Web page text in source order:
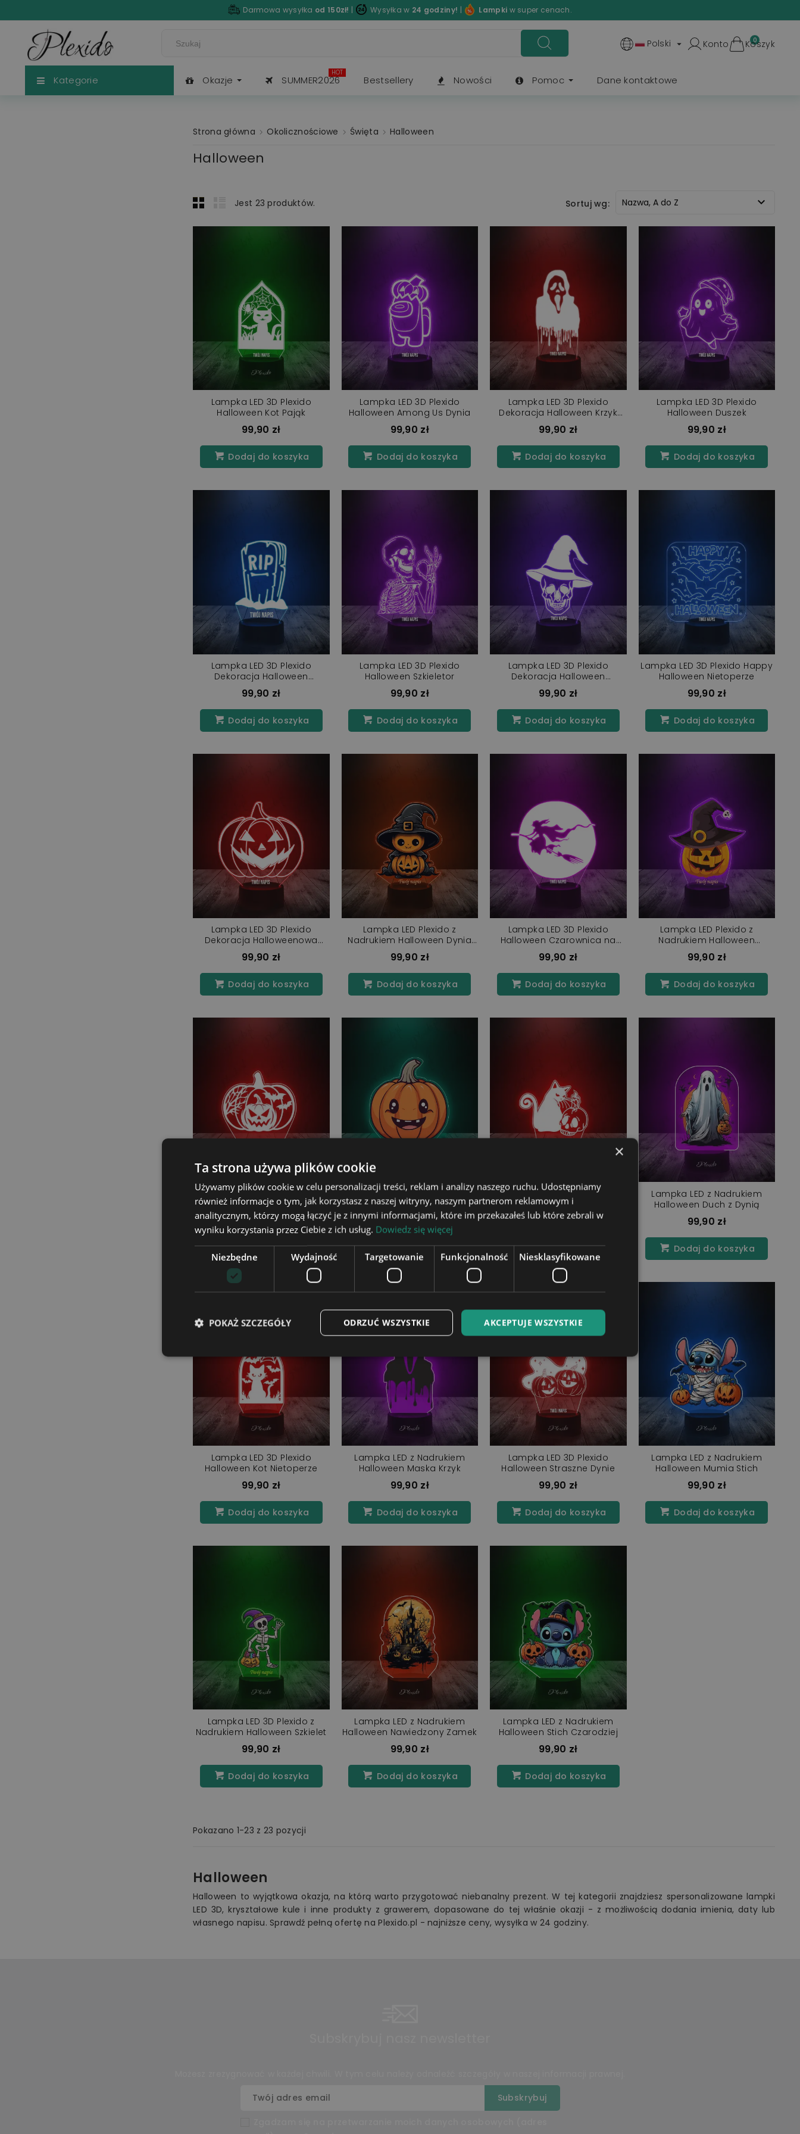
Darmowa wysyłka od 150zł! | Wysyłka w 24 godziny! | Lampki w super cenach.
Polski  Konto 0
Koszyk
Kategorie Okazje SUMMER2026
HOT
Bestsellery Nowości Pomoc Dane kontaktowe
Strona główna Okolicznościowe Święta Halloween
Halloween
Jest 23 produktów. Sortuj wg: Nazwa, A do Z 
Lampka LED 3D Plexido
Halloween Kot Pająk
99,90 zł
Dodaj do koszyka
Lampka LED 3D Plexido
Halloween Among Us Dynia
99,90 zł
Dodaj do koszyka
Lampka LED 3D Plexido
Dekoracja Halloween Krzyk
Maska
99,90 zł
Dodaj do koszyka
Lampka LED 3D Plexido
Halloween Duszek
99,90 zł
Dodaj do koszyka
Lampka LED 3D Plexido
Dekoracja Halloween
Nagrobek RIP
99,90 zł
Dodaj do koszyka
Lampka LED 3D Plexido
Halloween Szkieletor
99,90 zł
Dodaj do koszyka
Lampka LED 3D Plexido
Dekoracja Halloween
Wiedźma Czaszka
99,90 zł
Dodaj do koszyka
Lampka LED 3D Plexido Happy
Halloween Nietoperze
99,90 zł
Dodaj do koszyka
Lampka LED 3D Plexido
Dekoracja Halloweenowa
Dynia
99,90 zł
Dodaj do koszyka
Lampka LED Plexido z
Nadrukiem Halloween Dynia
Czarownica
99,90 zł
Dodaj do koszyka
Lampka LED 3D Plexido
Halloween Czarownica na
Miotle
99,90 zł
Dodaj do koszyka
Lampka LED Plexido z
Nadrukiem Halloween
Straszna Dynia
99,90 zł
Dodaj do koszyka
Lampka LED 3D Plexido
Halloween Dynia Nietoperze
99,90 zł
Dodaj do koszyka
Lampka LED Plexido z
Nadrukiem Halloween Wesoła
Dynia
99,90 zł
Dodaj do koszyka
Lampka LED 3D Plexido
Halloween Kot Czaszka
99,90 zł
Dodaj do koszyka
Lampka LED z Nadrukiem
Halloween Duch z Dynią
99,90 zł
Dodaj do koszyka
Lampka LED 3D Plexido
Halloween Kot Nietoperze
99,90 zł
Dodaj do koszyka
Lampka LED z Nadrukiem
Halloween Maska Krzyk
99,90 zł
Dodaj do koszyka
Lampka LED 3D Plexido
Halloween Straszne Dynie
99,90 zł
Dodaj do koszyka
Lampka LED z Nadrukiem
Halloween Mumia Stich
99,90 zł
Dodaj do koszyka
Lampka LED 3D Plexido z
Nadrukiem Halloween Szkielet
99,90 zł
Dodaj do koszyka
Lampka LED z Nadrukiem
Halloween Nawiedzony Zamek
99,90 zł
Dodaj do koszyka
Lampka LED z Nadrukiem
Halloween Stich Czarodziej
99,90 zł
Dodaj do koszyka
Pokazano 1-23 z 23 pozycji
Halloween
Halloween to wyjątkowa okazja, na którą warto przygotować niebanalny prezent. W tej kategorii znajdziesz spersonalizowane lampki
LED 3D, kryształowe kule i inne produkty z grawerem, dopasowane do tej właśnie okazji - z możliwością dodania imienia, daty lub
własnego napisu. Sprawdź pełną ofertę na Plexido.pl - najniższe ceny, wysyłka w 24 godziny.
×
Ta strona używa plików cookie
Używamy plików cookie w celu personalizacji treści, reklam i analizy naszego ruchu. Udostępniamy
również informacje o tym, jak korzystasz z naszej witryny, naszym partnerom reklamowym i
analitycznym, którzy mogą łączyć je z innymi informacjami, które im przekazałeś lub które zebrali w
wyniku korzystania przez Ciebie z ich usług. Dowiedz się więcej
Niezbędne Wydajność Targetowanie Funkcjonalność Niesklasyfikowane
AKCEPTUJE WSZYSTKIE
ODRZUĆ WSZYSTKIE
POKAŻ SZCZEGÓŁY